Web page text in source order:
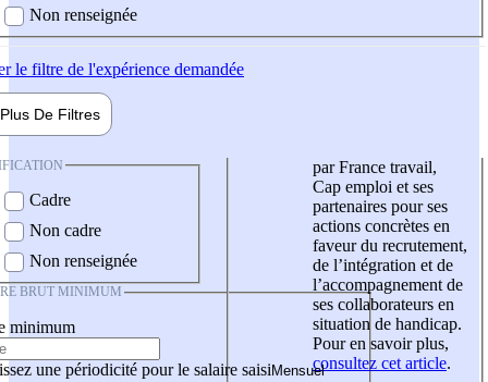
Non renseignée
le filtre de l'expérience demandée
Plus De Filtres
Cadre
Non cadre
Non renseignée
BRUT MINIMUM
minimum
une périodicité pour le salaire saisi
par France travail,
Cap emploi et ses
partenaires pour ses
actions concrètes en
faveur du recrutement,
de l’intégration et de
l’accompagnement de
ses collaborateurs en
situation de handicap.
Pour en savoir plus,
consultez cet article.